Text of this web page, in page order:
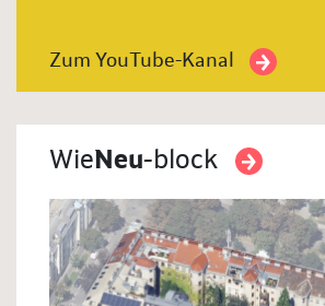
Zum YouTube-Kanal
WieNeu-block